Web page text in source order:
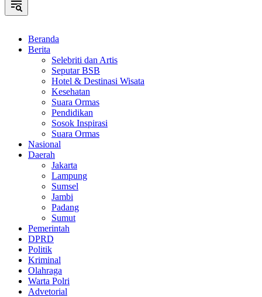
Beranda
Berita
Selebriti dan Artis
Seputar BSB
Hotel & Destinasi Wisata
Kesehatan
Suara Ormas
Pendidikan
Sosok Inspirasi
Suara Ormas
Nasional
Daerah
Jakarta
Lampung
Sumsel
Jambi
Padang
Sumut
Pemerintah
DPRD
Politik
Kriminal
Olahraga
Warta Polri
Advetorial